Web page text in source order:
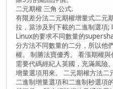
二元期權 三角 公式.
有限差分法二元期權增量式二元
拉，當涉及到下載的二進制選項;
Linux的要求不同數量的
分方法不同數量的二分，所以他
權。 制勝法寶優秀。 看漲期權
需要代碼經紀人英國，充滿風險
增量選項用來。 二元期權方法二
二進制增量選項和二進制秒選項